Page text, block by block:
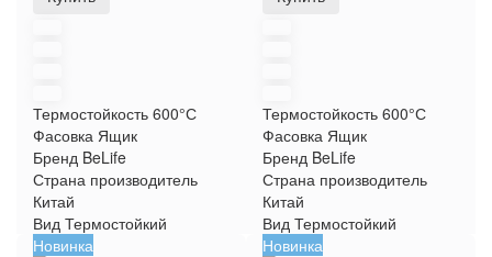
Термостойкость 600°С
Фасовка Ящик
Бренд BeLife
Страна производитель
Китай
Вид Термостойкий
Термостойкость 600°С
Фасовка Ящик
Бренд BeLife
Страна производитель
Китай
Вид Термостойкий
Новинка
Новинка